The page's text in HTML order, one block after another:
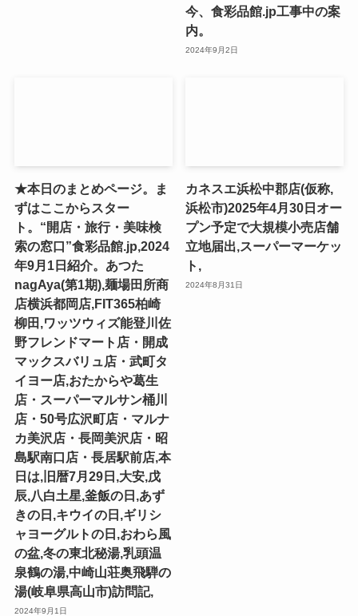
今、食彩品館.jp工事中の案
内。
2024年9月2日
★本日のまとめページ。ま
ずはここからスター
ト。“開店・旅行・美味検
索の窓口”食彩品館.jp,2024
年9月1日紹介。あつた
nagAya(第1期),麺場田所商
店横浜都岡店,FIT365柏崎
柳田,ワッツウィズ能登川佐
野フレンドマート店・開成
マックスバリュ店・武町タ
イヨー店,おたからや葛生
店・スーパーマルサン桶川
店・50号広沢町店・マルナ
カ美沢店・長岡美沢店・昭
島駅南口店・長居駅前店,本
日は,旧暦7月29日,大安,戊
辰,八白土星,釜飯の日,あず
きの日,キウイの日,ギリシ
ャヨーグルトの日,おわら風
の盆,冬の東北秘湯,乳頭温
泉鶴の湯,中崎山荘奥飛騨の
湯(岐阜県高山市)訪問記,
2024年9月1日
カネスエ浜松中郡店(仮称,
浜松市)2025年4月30日オー
プン予定で大規模小売店舗
立地届出,スーパーマーケッ
ト,
2024年8月31日